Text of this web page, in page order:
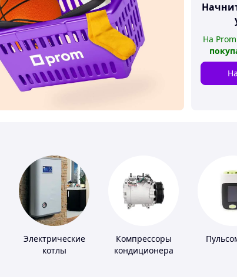
На Prom
Электрические
котлы
Компрессоры
кондиционера